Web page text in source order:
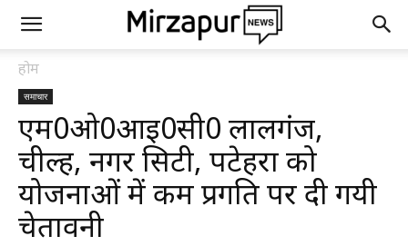
होम
समाचार
एम0ओ0आई0सी0 लालगंज,
चील्ह, नगर सिटी, पटेहरा को
योजनाओं में कम प्रगति पर दी गयी
चेतावनी